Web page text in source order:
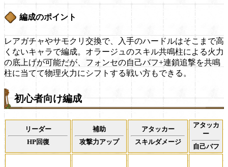
編成のポイント
レアガチャやサモクリ交換で、入手のハードルはそこまで高
くないキャラで編成。オラージュのスキル共鳴柱による火力
の底上げが可能だが、フォンセの自己バフ+連鎖追撃を共鳴
柱に当てて物理火力にシフトする戦い方もできる。
初心者向け編成
リーダー
HP回復
補助
攻撃力アップ
アタッカー
スキルダメージ
アタッカ
ー
自己バフ